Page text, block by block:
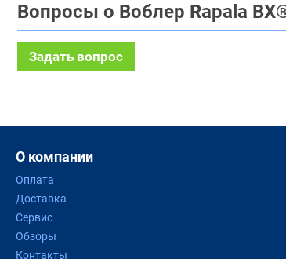
Вопросы о Воблер Rapala
Задать вопрос
О компании
Оплата
Доставка
Сервис
Обзоры
Контакты